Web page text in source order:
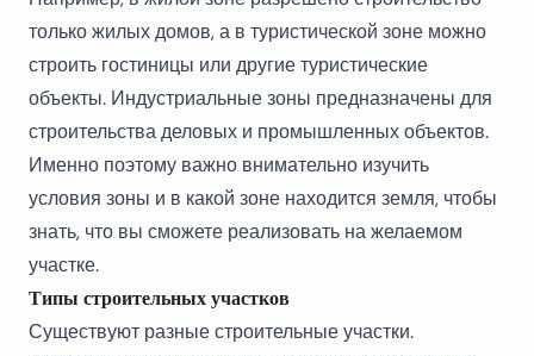
только жилых домов, а в туристической зоне можно
строить гостиницы или другие туристические
объекты. Индустриальные зоны предназначены для
строительства деловых и промышленных объектов.
Именно поэтому важно внимательно изучить
условия зоны и в какой зоне находится земля, чтобы
знать, что вы сможете реализовать на желаемом
участке.
Типы строительных участков
Существуют разные строительные участки.